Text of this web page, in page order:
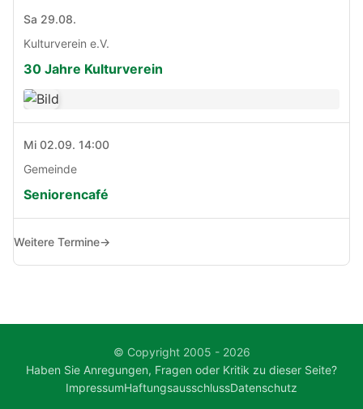
Sa 29.08.
Kulturverein e.V.
30 Jahre Kulturverein
Mi 02.09. 14:00
Gemeinde
Seniorencafé
Weitere Termine→
© Copyright 2005 - 2026
Haben Sie Anregungen, Fragen oder Kritik zu dieser Seite?
ImpressumHaftungsausschlussDatenschutz